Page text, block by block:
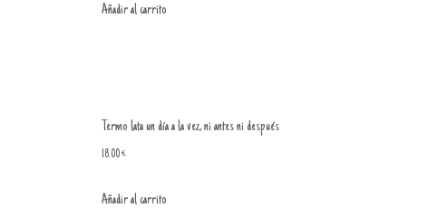
Añadir al carrito
Termo lata un día a la vez, ni antes ni después
18.00€
Añadir al carrito